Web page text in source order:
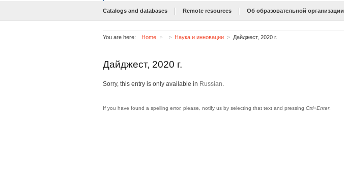
Catalogs and databases Remote resources Об образовательной организации
You are here: Home Наука и инновации Дайджест, 2020 г.
Дайджест, 2020 г.
Sorry, this entry is only available in Russian.
If you have found a spelling error, please, notify us by selecting that text and pressing Ctrl+Enter.